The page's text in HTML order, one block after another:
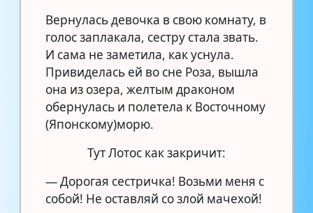
Вернулась девочка в свою комнату, в
голос заплакала, сестру стала звать.
И сама не заметила, как уснула.
Привиделась ей во сне Роза, вышла
она из озера, желтым драконом
обернулась и полетела к Восточному
(Японскому)морю.
Тут Лотос как закричит:
— Дорогая сестричка! Возьми меня с
собой! Не оставляй со злой мачехой!